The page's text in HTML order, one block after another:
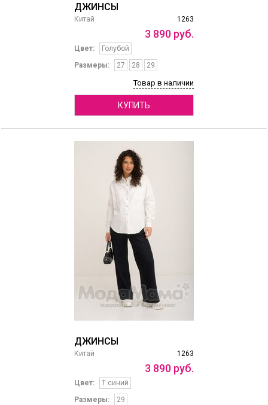
ДЖИНСЫ
1263
Китай
3 890 руб.
Цвет:
Голубой
Размеры:
27 28 29
Товар в наличии
КУПИТЬ
ДЖИНСЫ
1263
Китай
3 890 руб.
Цвет:
Т.синий
Размеры:
29